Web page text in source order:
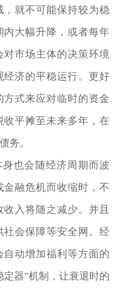
就不可能保持较为稳
大幅升降，或者每年
市场主体的决策环境
济的平稳运行。更好
式来应对临时的资金
平摊至未来多年，在
务。
也会随经济周期而波
融危机而收缩时，不
入将随之减少。并且
会保障等安全网。经
动增加福利等方面的
器”机制，让衰退时的